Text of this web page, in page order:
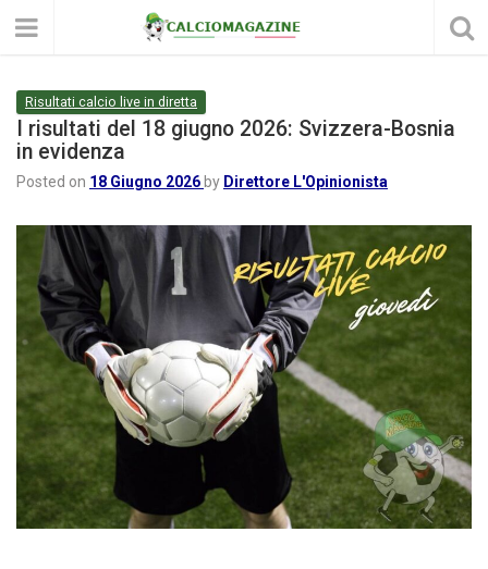
Risultati calcio live in diretta
I risultati del 18 giugno 2026: Svizzera-Bosnia
in evidenza
Posted on 18 Giugno 2026 by Direttore L'Opinionista